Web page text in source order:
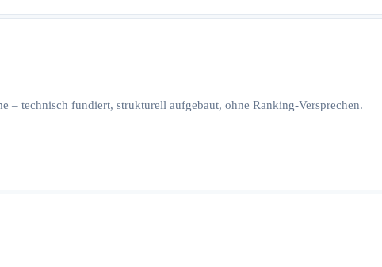
– technisch fundiert, strukturell aufgebaut, ohne Ranking-Versprechen.